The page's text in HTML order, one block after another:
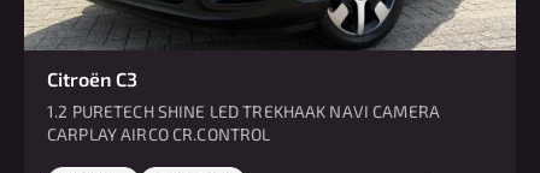
Citroën C3
1.2 PURETECH SHINE LED TREKHAAK NAVI CAMERA
CARPLAY AIRCO CR.CONTROL